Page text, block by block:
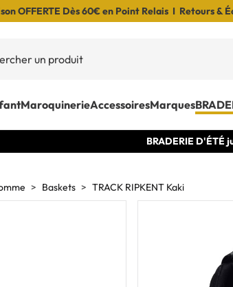
OFFERTE Dès 60€ en Point Relais I Retours &
MaroquinerieAccessoiresMarques
BRADERIE D'ÉTÉ
Baskets TRACK RIPKENT Kaki